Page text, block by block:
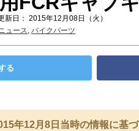
日： 2015年12月08日（火）
ュース, バイクパーツ
る
年12月8日当時の情報に基